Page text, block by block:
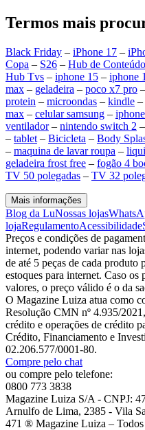
Termos mais
Black Friday – iPhone 17 –
Copa – S26 – Hub de Conteúdo
Hub Tvs – iphone 15 – iphone
max – geladeira – poco x7 pro –
protein – microondas – kindle –
max – celular samsung –
ventilador– nintendo switch 2 –
– tablet – Bicicleta – Body
– maquina de lavar roupa –
geladeira frost free – fogão 4
TV 50 polegadas – TV 32
Mais informações
Blog da LuNossas lojas
lojaRegulamentoAcessibilidade
Preços e condições de
internet, podendo variar nas
de até 5 peças de cada produto
estoques para internet. Caso os
valores, o preço válido é o da
O Magazine Luiza atua como
Resolução CMN nº 4.935/
crédito e operações de crédito
Crédito, Financiamento e
02.206.577/0001-80.
Compre pelo chat
ou compre pelo telefone:
0800 773 3838
Magazine Luiza S/A - CNPJ:
Arnulfo de Lima, 2385 - Vila
471 ® Magazine Luiza – Todos